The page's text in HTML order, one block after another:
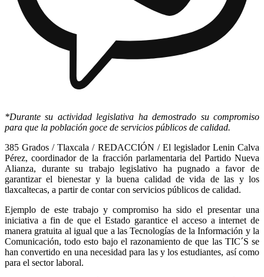
*Durante su actividad legislativa ha demostrado su compromiso
para que la población goce de servicios públicos de calidad.
385 Grados / Tlaxcala / REDACCIÓN / El legislador Lenin Calva
Pérez, coordinador de la fracción parlamentaria del Partido Nueva
Alianza, durante su trabajo legislativo ha pugnado a favor de
garantizar el bienestar y la buena calidad de vida de las y los
tlaxcaltecas, a partir de contar con servicios públicos de calidad.
Ejemplo de este trabajo y compromiso ha sido el presentar una
iniciativa a fin de que el Estado garantice el acceso a internet de
manera gratuita al igual que a las Tecnologías de la Información y la
Comunicación, todo esto bajo el razonamiento de que las TIC´S se
han convertido en una necesidad para las y los estudiantes, así como
para el sector laboral.